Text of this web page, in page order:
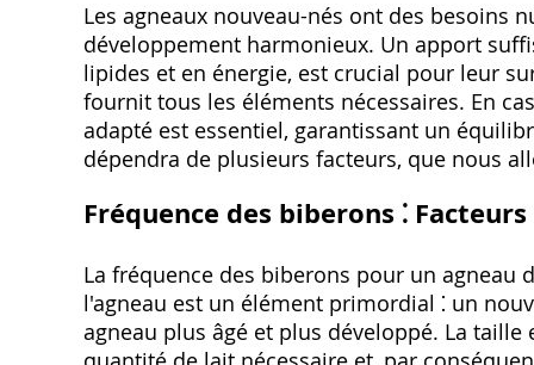
Les agneaux nouveau-nés ont des
développement harmonieux. Un apport
lipides et en énergie, est crucial pour leur
fournit tous les éléments nécessaires. En
adapté est essentiel, garantissant un
dépendra de plusieurs facteurs, que nous
Fréquence des biberons ⁚
La fréquence des biberons pour un agneau
l'agneau est un élément primordial ⁚ un
agneau plus âgé et plus développé. La